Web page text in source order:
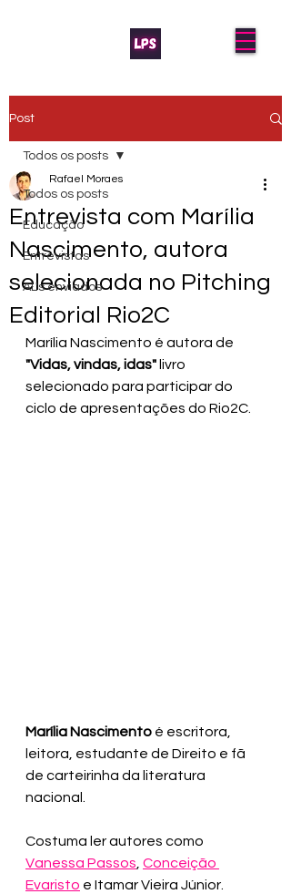
Post
Todos os posts
Educação
Entrevistas
AL's enviados
Todos os posts
Entrevista com Marília
Nascimento, autora
selecionada no Pitching
Editorial Rio2C
Rafael Moraes
Marília Nascimento é autora de
"Vidas, vindas, idas" livro
selecionado para participar do
ciclo de apresentações do Rio2C.
Marília Nascimento é escritora,
leitora, estudante de Direito e fã
de carteirinha da literatura
nacional.
Costuma ler autores como
Vanessa Passos, Conceição
Evaristo e Itamar Vieira Júnior.